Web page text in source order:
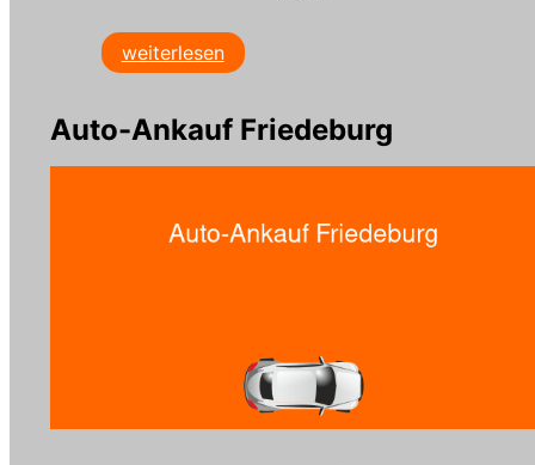
weiterlesen
Auto-Ankauf Friedeburg